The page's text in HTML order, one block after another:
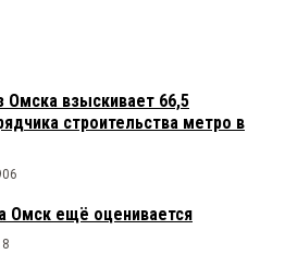
Омска взыскивает 66,5
строительства метро в
Омск ещё оценивается